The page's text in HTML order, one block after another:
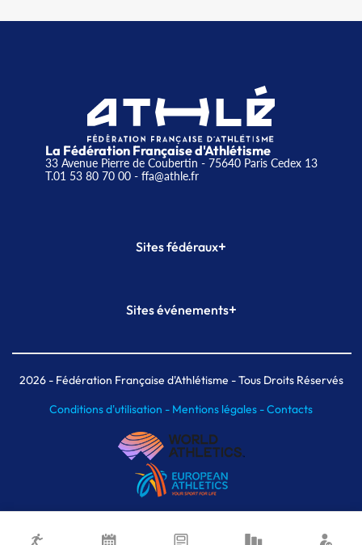
La Fédération Française d'Athlétisme
33 Avenue Pierre de Coubertin - 75640 Paris Cedex 13
T.01 53 80 70 00- ffa@athle.fr
Sites fédéraux+
Plateforme Formation
Sites événements+
Meeting de Paris indoor
MAIF Ekiden de Paris
2026- Fédération Française d'Athlétisme - Tous Droits Réservés
Conditions d'utilisation - Mentions légales -Contacts